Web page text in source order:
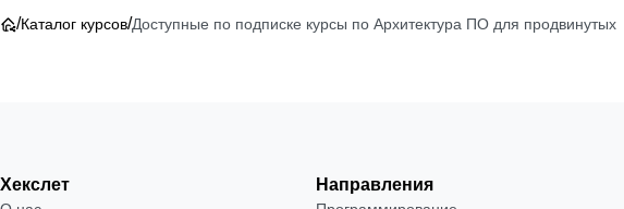
/Каталог курсов/Доступные по подписке курсы по Архитектура ПО для продвинутых
Хекслет Направления